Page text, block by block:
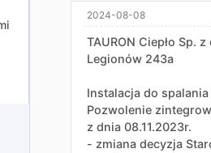
2024-08-08
TAURON Ciepło Sp.
Legionów 243a
Instalacja do
Pozwolenie
z dnia 08.11.2023r.
- zmiana decyzja